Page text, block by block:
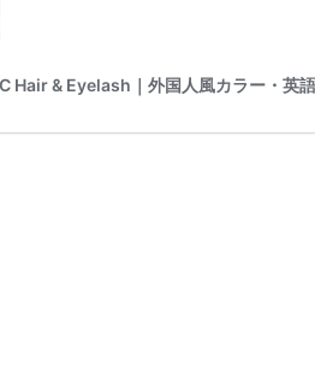
Hair & Eyelash｜外国人風カラー・英